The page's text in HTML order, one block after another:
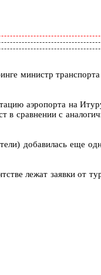
министр
аэропорта на
в сравнении с
добавилась еще
лежат заявки от